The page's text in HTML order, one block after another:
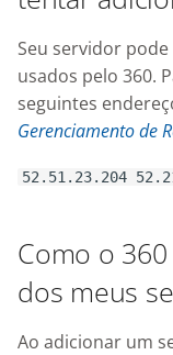
g
s
API
Knowledge Base
Nixstats users
migration
Seu servidor
usados pelo 360.
seguintes
Gerenciamento de
52.51.23.204
Como o
dos meus
Ao adicionar um